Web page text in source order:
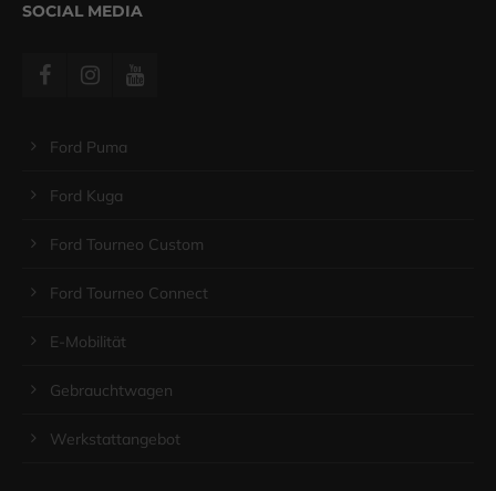
SOCIAL MEDIA
Ford Puma
Ford Kuga
Ford Tourneo Custom
Ford Tourneo Connect
E-Mobilität
Gebrauchtwagen
Werkstattangebot